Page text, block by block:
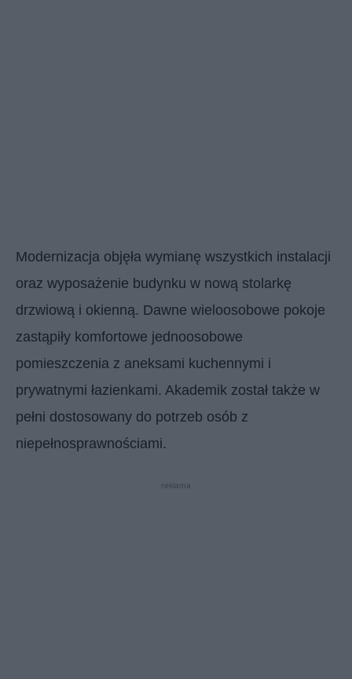
Modernizacja objęła wymianę wszystkich instalacji
oraz wyposażenie budynku w nową stolarkę
drzwiową i okienną. Dawne wieloosobowe pokoje
zastąpiły komfortowe jednoosobowe
pomieszczenia z aneksami kuchennymi i
prywatnymi łazienkami. Akademik został także w
pełni dostosowany do potrzeb osób z
niepełnosprawnościami.
reklama